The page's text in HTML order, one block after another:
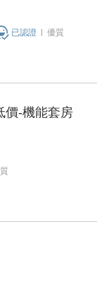
已認證 優質
價-機能套房